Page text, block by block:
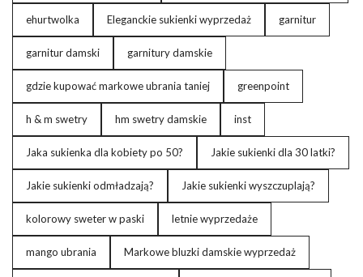
ehurtwolka Eleganckie sukienki wyprzedaż garnitur
garnitur damski garnitury damskie
gdzie kupować markowe ubrania taniej greenpoint
h & m swetry hm swetry damskie inst
Jaka sukienka dla kobiety po 50? Jakie sukienki dla 30 latki?
Jakie sukienki odmładzają? Jakie sukienki wyszczuplają?
kolorowy sweter w paski letnie wyprzedaże
mango ubrania Markowe bluzki damskie wyprzedaż